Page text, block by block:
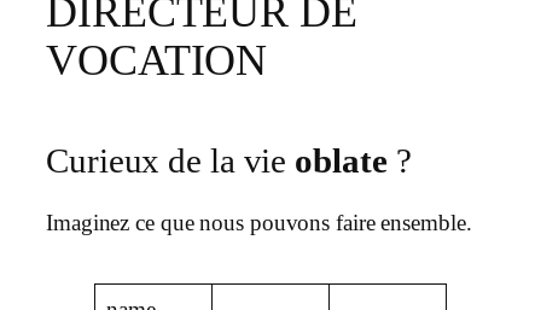
DIRECTEUR DE
VOCATION
Curieux de la vie oblate?
Imaginez ce que nous pouvons faire ensemble.